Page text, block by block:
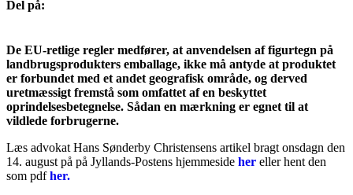
Del på:
De EU-retlige regler medfører, at anvendelsen af figurtegn på
landbrugsprodukters emballage, ikke må antyde at produktet
er forbundet med et andet geografisk område, og derved
uretmæssigt fremstå som omfattet af en beskyttet
oprindelsesbetegnelse. Sådan en mærkning er egnet til at
vildlede forbrugerne.
Læs advokat Hans Sønderby Christensens artikel bragt onsdagn den
14. august på på Jyllands-Postens hjemmeside her eller hent den
som pdf her.